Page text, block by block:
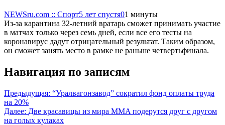
NEWSru.com :: Спорт5 лет спустя01 минуты
Из-за карантина 32-летний вратарь сможет принимать участие
в матчах только через семь дней, если все его тесты на
коронавирус дадут отрицательный результат. Таким образом,
он сможет занять место в рамке не раньше четвертьфинала.
Навигация по записям
Предыдущая: “Уралвагонзавод” сократил фонд оплаты труда
на 20%
Далее: Две красавицы из мира MMA подерутся друг с другом
на голых кулаках